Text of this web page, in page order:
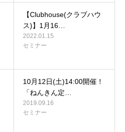
【Clubhouse(クラブハウ
ス)】1月16…
2022.01.15
セミナー
10月12日(土)14:00開催！
「ねんきん定…
2019.09.16
セミナー